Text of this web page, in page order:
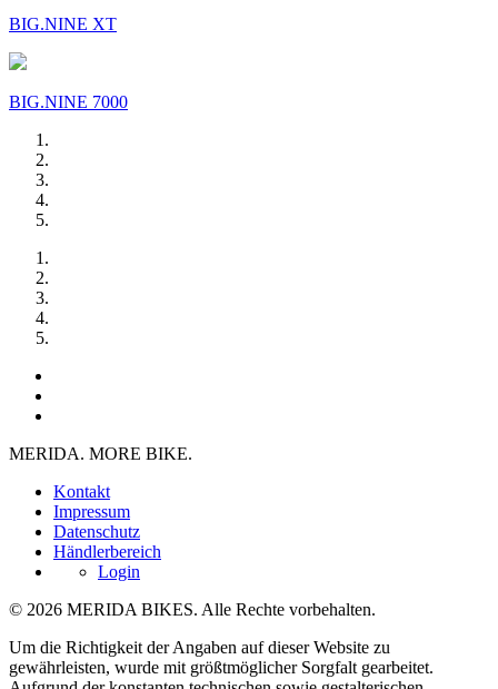
BIG.NINE XT
BIG.NINE 7000
MERIDA. MORE BIKE.
Kontakt
Impressum
Datenschutz
Händlerbereich
Login
© 2026 MERIDA BIKES. Alle Rechte vorbehalten.
Um die Richtigkeit der Angaben auf dieser Website zu
gewährleisten, wurde mit größtmöglicher Sorgfalt gearbeitet.